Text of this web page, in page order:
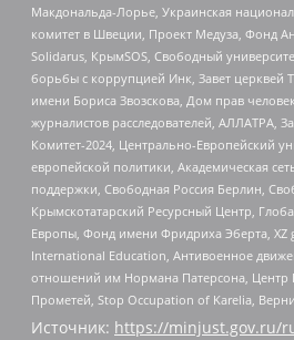
Макдональда-Лорье, Украинская
комитет в Швеции, Проект Медуза, Фонд
Solidarus, КрымSOS, Свободный
борьбы с коррупцией Инк, Завет церквей
имени Бориса Звозскова, Дом прав
журналистов расследователей, АЛЛАТРА,
Комитет-2024, Центрально-Европейский
европейской политики, Академическая
поддержки, Свободная Россия Берлин,
Крымскотатарский Ресурсный Центр,
Европы, Фонд имени Фридриха Эберта, XZ
International Education, Антивоенное
отношений им Нормана Патерсона, Центр
Прометей, Stop Occupation of Karelia,
Источник: https://minjust.gov.ru/